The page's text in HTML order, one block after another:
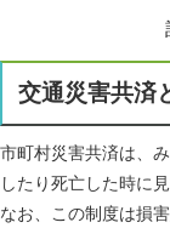
交通災害共済
市町村災害共済は、
したり死亡した時に
なお、この制度は損